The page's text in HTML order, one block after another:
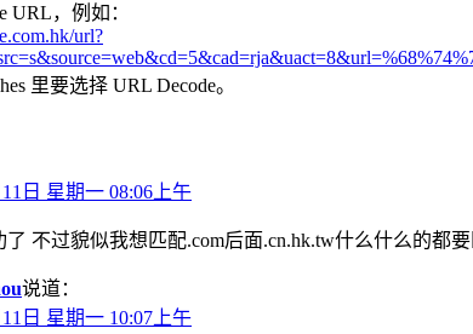
URL，例如：
url?
里要选择 URL Decode。
日 星期一 08:06上午
了 不过貌似我想匹配.com后面.cn.hk.tw什么什么的都
说道：
日 星期一 10:07上午